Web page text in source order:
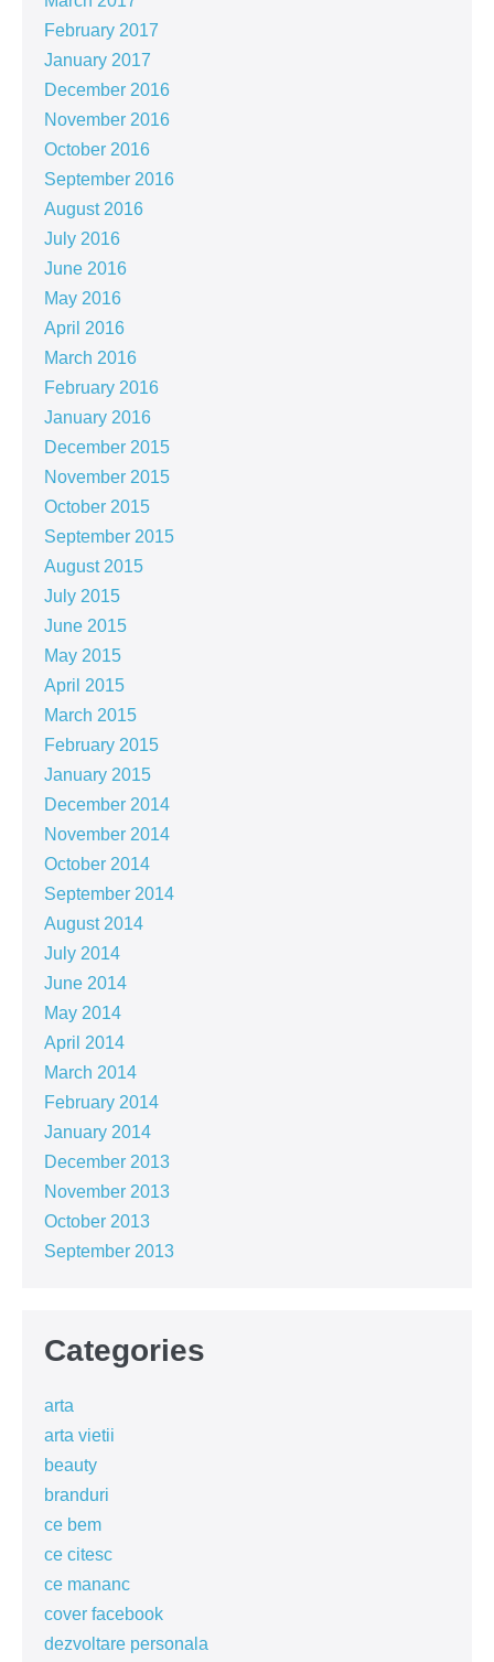
February 2017
January 2017
December 2016
November 2016
October 2016
September 2016
August 2016
July 2016
June 2016
May 2016
April 2016
March 2016
February 2016
January 2016
December 2015
November 2015
October 2015
September 2015
August 2015
July 2015
June 2015
May 2015
April 2015
March 2015
February 2015
January 2015
December 2014
November 2014
October 2014
September 2014
August 2014
July 2014
June 2014
May 2014
April 2014
March 2014
February 2014
January 2014
December 2013
November 2013
October 2013
September 2013
Categories
arta
arta vietii
beauty
branduri
ce bem
ce citesc
ce mananc
cover facebook
dezvoltare personala